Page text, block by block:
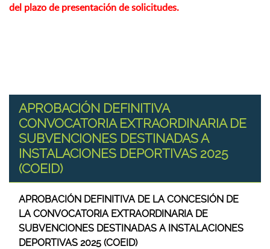
del plazo de presentación de solicitudes.
APROBACIÓN DEFINITIVA
CONVOCATORIA EXTRAORDINARIA DE
SUBVENCIONES DESTINADAS A
INSTALACIONES DEPORTIVAS 2025
(COEID)
APROBACIÓN DEFINITIVA DE LA CONCESIÓN DE
LA CONVOCATORIA EXTRAORDINARIA DE
SUBVENCIONES DESTINADAS A INSTALACIONES
DEPORTIVAS 2025 (COEID)